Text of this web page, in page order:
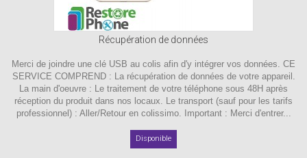
Récupération de données
Merci de joindre une clé USB au colis afin d'y intégrer vos données. CE
SERVICE COMPREND : La récupération de données de votre appareil.
La main d'oeuvre : Le traitement de votre téléphone sous 48H après
réception du produit dans nos locaux. Le transport (sauf pour les tarifs
professionnel) : Aller/Retour en colissimo. Important : Merci d'entrer...
Disponible